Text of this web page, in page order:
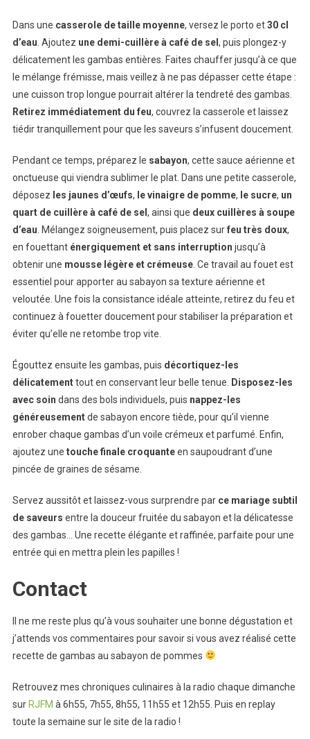
Dans une casserole de taille moyenne, versez le porto et30 cl
d’eau . Ajoutez une demi-cuillère à café de sel , puis plongez-y
délicatement les gambas entières. Faites chauffer jusqu’à ce que
le mélange frémisse, mais veillez à ne pas dépasser cette étape :
une cuisson trop longue pourrait altérer la tendreté des gambas.
Retirez immédiatement du feu, couvrez la casserole et laissez
tiédir tranquillement pour que les saveurs s’infusent doucement.
Pendant ce temps, préparez le sabayon, cette sauce aérienne et
onctueuse qui viendra sublimer le plat. Dans une petite casserole,
déposez les jaunes d’œufs, le vinaigre de pomme, le sucre, un
quart de cuillère à café de sel , ainsi que deux cuillères à soupe
d’eau . Mélangez soigneusement, puis placez surfeu très doux,
en fouettant énergiquement et sans interruption jusqu’à
obtenir une mousse légère et crémeuse. Ce travail au fouet est
essentiel pour apporter au sabayon sa texture aérienne et
veloutée. Une fois la consistance idéale atteinte, retirez du feu et
continuez à fouetter doucement pour stabiliser la préparation et
éviter qu’elle ne retombe trop vite.
Égouttez ensuite les gambas, puis décortiquez-les
délicatementtout en conservant leur belle tenue.
Disposez-les
avec soin dans des bols individuels, puis nappez-les
généreusementde sabayon encore tiède, pour qu’il vienne
enrober chaque gambas d’un voile crémeux et parfumé. Enfin,
ajoutez une touche finale croquanteen saupoudrant d’une
pincée de graines de sésame.
Servez aussitôt et laissez-vous surprendre par ce mariage subtil
de saveurs entre la douceur fruitée du sabayon et la délicatesse
des gambas… Une recette élégante et raffinée, parfaite pour une
entrée qui en mettra plein les papilles !
Contact
Il ne me reste plus qu’à vous souhaiter une bonne dégustation et
j’attends vos commentaires pour savoir si vous avez réalisé cette
recette de gambas au sabayon de pommes
Retrouvez mes chroniques culinaires à la radio chaque dimanche
sur RJFM à 6h55, 7h55, 8h55, 11h55 et 12h55. Puis en replay
toute la semaine sur le site de la radio !